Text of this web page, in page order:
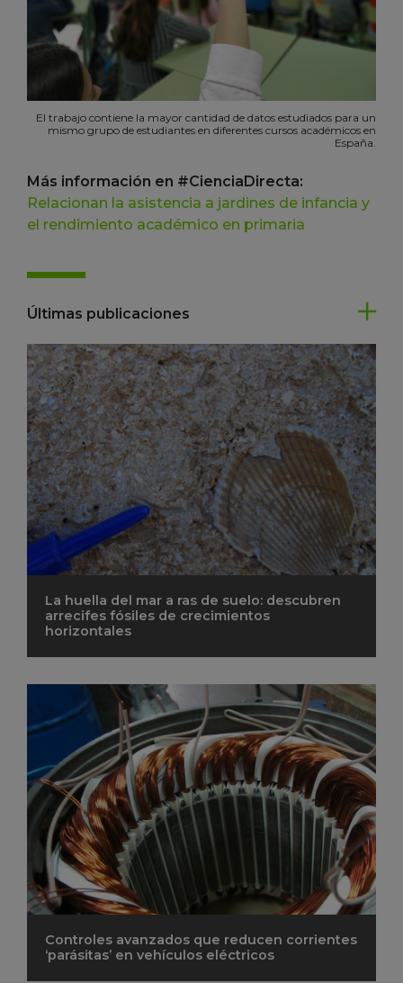
El trabajo contiene la mayor cantidad de datos estudiados para un
mismo grupo de estudiantes en diferentes cursos académicos en
España.
Más información en #CienciaDirecta:
Relacionan la asistencia a jardines de infancia y
el rendimiento académico en primaria
Últimas publicaciones
La huella del mar a ras de suelo: descubren
arrecifes fósiles de crecimientos
horizontales
Controles avanzados que reducen corrientes
‘parásitas’ en vehículos eléctricos